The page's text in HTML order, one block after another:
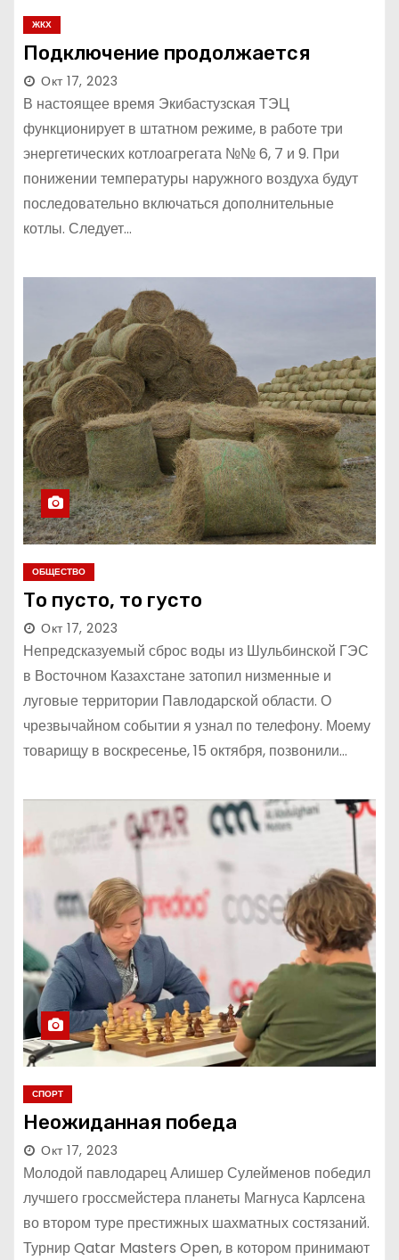
ЖКХ
Подключение продолжается
Окт 17, 2023
В настоящее время Экибастузская ТЭЦ
функционирует в штатном режиме, в работе три
энергетических котлоагрегата №№ 6, 7 и 9. При
понижении температуры наружного воздуха будут
последовательно включаться дополнительные
котлы. Следует…
ОБЩЕСТВО
То пусто, то густо
Окт 17, 2023
Непредсказуемый сброс воды из Шульбинской ГЭС
в Восточном Казахстане затопил низменные и
луговые территории Павлодарской области. О
чрезвычайном событии я узнал по телефону. Моему
товарищу в воскресенье, 15 октября, позвонили…
СПОРТ
Неожиданная победа
Окт 17, 2023
Молодой павлодарец Алишер Сулейменов победил
лучшего гроссмейстера планеты Магнуса Карлсена
во втором туре престижных шахматных состязаний.
Турнир Qatar Masters Open, в котором принимают